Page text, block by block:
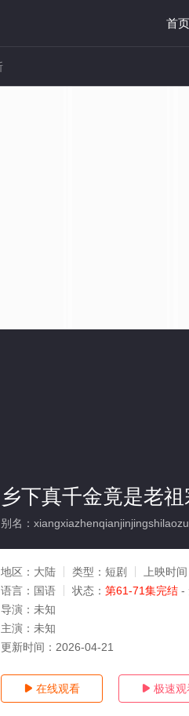
首页
乡下真千金竟是老
别名：
地区： 大陆 类型： 短剧 上映时间
语言： 国语 状态： 第61-71集完结 -
导演： 未知
主演： 未知
更新时间： 2026-04-21
 在线观看  极速观